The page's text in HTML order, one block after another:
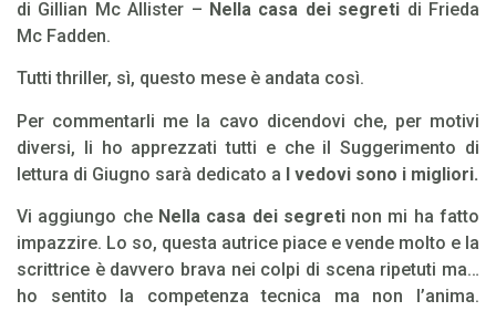
di Gillian Mc Allister – Nella casa dei segreti di Frieda
Mc Fadden.
Tutti thriller, sì, questo mese è andata così.
Per commentarli me la cavo dicendovi che, per motivi
diversi, li ho apprezzati tutti e che il Suggerimento di
lettura di Giugno sarà dedicato a I vedovi sono i migliori.
Vi aggiungo che Nella casa dei segretinon mi ha fatto
impazzire. Lo so, questa autrice piace e vende molto e la
scrittrice è davvero brava nei colpi di scena ripetuti ma…
ho sentito la competenza tecnica ma non l’anima.